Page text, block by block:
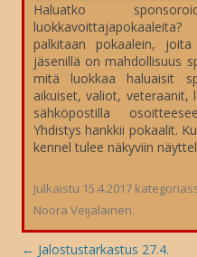
Haluatko
palkitaan pokaalein,
jäsenillä on mahdollisuus
mitä luokkaa haluaisit
aikuiset, valiot, veteraanit,
sähköpostilla
Yhdistys hankkii pokaalit.
kennel tulee näkyviin
Julkaistu 15.4.2017
Noora Veijalainen.
Artikkelien
← Jalostustarkastus 27.4.